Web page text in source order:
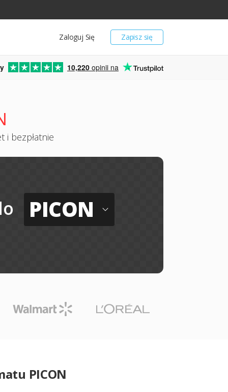
Zapisz się
Zaloguj Się
10,220 opinii na
bezpłatnie
PICON
PICON